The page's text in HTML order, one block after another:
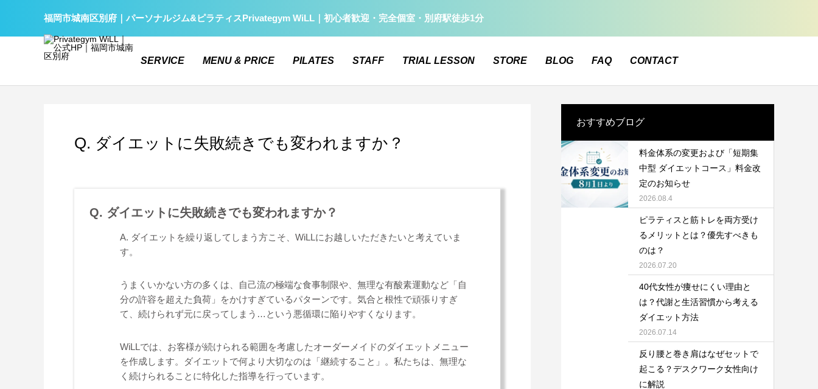
福岡市城南区別府｜パーソナルジム&ピラティスPrivategym WiLL｜初心者歓迎・完全個室・別府駅徒歩1分
SERVICE MENU & PRICE PILATES STAFF TRIAL LESSON STORE BLOG FAQ CONTACT
Q. ダイエットに失敗続きでも変われますか？
Q. ダイエットに失敗続きでも変われますか？
A. ダイエットを繰り返してしまう方こそ、WiLLにお越しいただきたいと考えていま
す。
うまくいかない方の多くは、自己流の極端な食事制限や、無理な有酸素運動など「自
分の許容を超えた負荷」をかけすぎているパターンです。気合と根性で頑張りすぎ
て、続けられず元に戻ってしまう…という悪循環に陥りやすくなります。
WiLLでは、お客様が続けられる範囲を考慮したオーダーメイドのダイエットメニュー
を作成します。ダイエットで何より大切なのは「継続すること」。私たちは、無理な
く続けられることに特化した指導を行っています。
おすすめブログ
料金体系の変更および「短期集
中型 ダイエットコース」料金改
定のお知らせ
2026.08.4
ピラティスと筋トレを両方受け
るメリットとは？優先すべきも
のは？
2026.07.20
40代女性が痩せにくい理由と
は？代謝と生活習慣から考える
ダイエット方法
2026.07.14
反り腰と巻き肩はなぜセットで
起こる？デスクワーク女性向け
に解説